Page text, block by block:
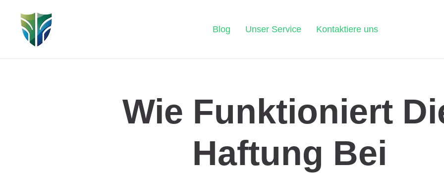
Blog Unser Service Kontaktiere uns
Wie Funktioniert
Haftung Bei